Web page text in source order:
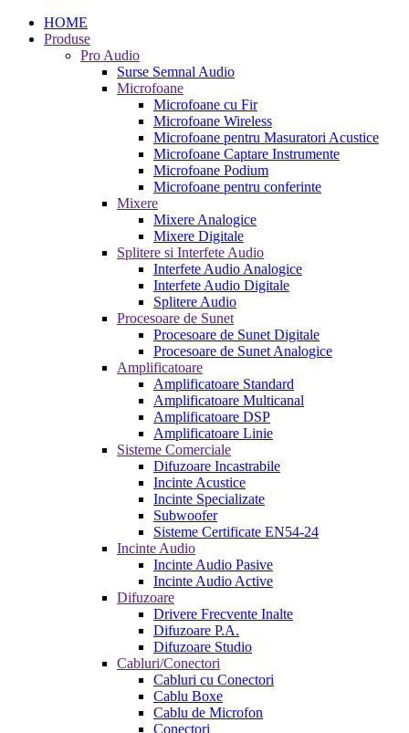
HOME
Produse
Pro Audio
Surse Semnal Audio
Microfoane
Microfoane cu Fir
Microfoane Wireless
Microfoane pentru Masuratori Acustice
Microfoane Captare Instrumente
Microfoane Podium
Microfoane pentru conferinte
Mixere
Mixere Analogice
Mixere Digitale
Splitere si Interfete Audio
Interfete Audio Analogice
Interfete Audio Digitale
Splitere Audio
Procesoare de Sunet
Procesoare de Sunet Digitale
Procesoare de Sunet Analogice
Amplificatoare
Amplificatoare Standard
Amplificatoare Multicanal
Amplificatoare DSP
Amplificatoare Linie
Sisteme Comerciale
Difuzoare Incastrabile
Incinte Acustice
Incinte Specializate
Subwoofer
Sisteme Certificate EN54-24
Incinte Audio
Incinte Audio Pasive
Incinte Audio Active
Difuzoare
Drivere Frecvente Inalte
Difuzoare P.A.
Difuzoare Studio
Cabluri/Conectori
Cabluri cu Conectori
Cablu Boxe
Cablu de Microfon
Conectori